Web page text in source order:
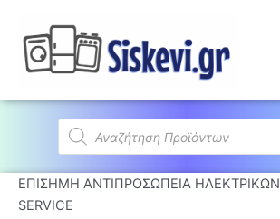
Products
search
ΕΠΙΣΗΜΗ ΑΝΤΙΠΡΟΣΩΠΕΙΑ
SERVICE